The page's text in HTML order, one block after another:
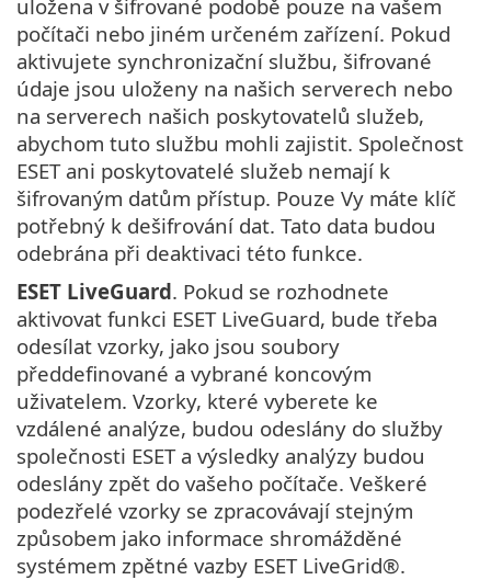
uložena v šifrované podobě pouze na vašem
počítači nebo jiném určeném zařízení. Pokud
aktivujete synchronizační službu, šifrované
údaje jsou uloženy na našich serverech nebo
na serverech našich poskytovatelů služeb,
abychom tuto službu mohli zajistit. Společnost
ESET ani poskytovatelé služeb nemají k
šifrovaným datům přístup. Pouze Vy máte klíč
potřebný k dešifrování dat. Tato data budou
odebrána při deaktivaci této funkce.
ESET LiveGuard. Pokud se rozhodnete
aktivovat funkci ESET LiveGuard, bude třeba
odesílat vzorky, jako jsou soubory
předdefinované a vybrané koncovým
uživatelem. Vzorky, které vyberete ke
vzdálené analýze, budou odeslány do služby
společnosti ESET a výsledky analýzy budou
odeslány zpět do vašeho počítače. Veškeré
podezřelé vzorky se zpracovávají stejným
způsobem jako informace shromážděné
systémem zpětné vazby ESET LiveGrid®.